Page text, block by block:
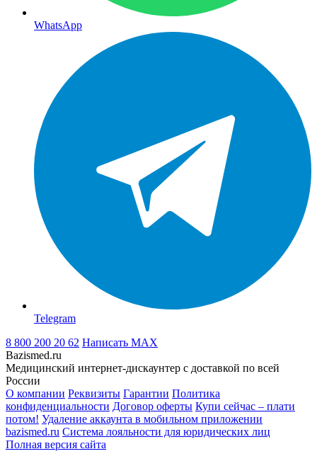
WhatsApp
Telegram
8 800 200 20 62 Написать MAX
Bazismed.ru
Медицинский интернет-дискаунтер с доставкой по всей
России
О компании Реквизиты Гарантии Политика
конфиденциальности Договор оферты Купи сейчас – плати
потом! Удаление аккаунта в мобильном приложении
bazismed.ru Система лояльности для юридических лиц
Полная версия сайта